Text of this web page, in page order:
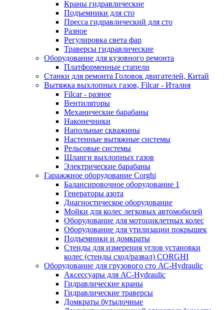
Краны гидравлические
Подъемники для сто
Пресса гидравлический для сто
Разное
Регулировка света фар
Траверсы гидравлические
Оборудование для кузовного ремонта
Платформенные стапели
Станки для ремонта Головок двигателей, Китай
Вытяжка выхлопных газов, Filcar - Италия
Filcar - разное
Вентиляторы
Механические барабаны
Наконечники
Напольные скважины
Настенные вытяжные системы
Рельсовые системы
Шланги выхлопных газов
Электрические барабаны
Гаражжное оборудование Corghi
Балансировочное оборудование 1
Генераторы азота
Диагностическое оборудование
Мойки для колес легковых автомобилей
Оборудование для мотоциклетных колес
Оборудование для утилизации покрышек
Подъемники и домкраты
Стенды для измерения углов установки
колес (стенды сход/развал) CORGHI
Оборудование для грузового сто АС-Hydraulic
Аксессуары для АС-Hydraulic
Гидравлические краны
Гидравлические траверсы
Домкраты бутылочные